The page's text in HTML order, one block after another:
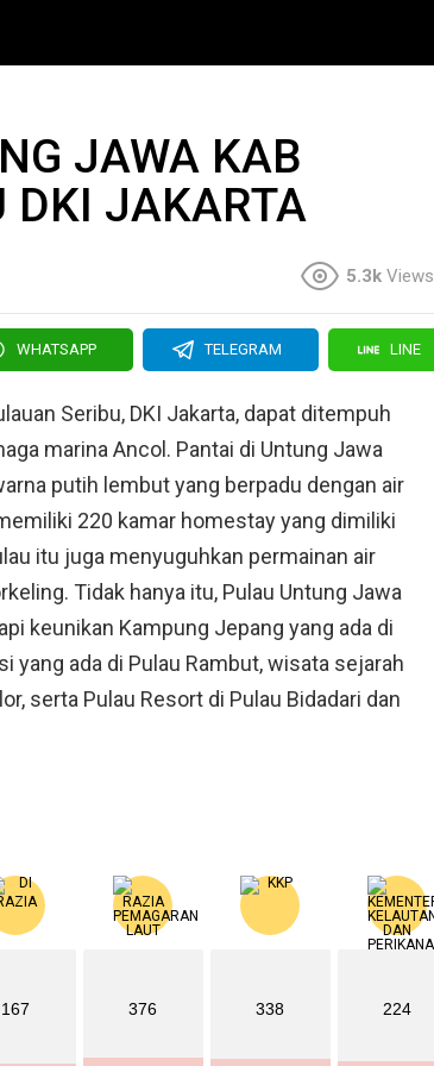
JAWA KAB
DKI JAKARTA
5.3k Views
WHATSAPP TELEGRAM LINE
Seribu, DKI Jakarta, dapat ditempuh
marina Ancol. Pantai di Untung Jawa
putih lembut yang berpadu dengan air
220 kamar homestay yang dimiliki
itu juga menyuguhkan permainan air
Tidak hanya itu, Pulau Untung Jawa
keunikan Kampung Jepang yang ada di
yang ada di Pulau Rambut, wisata sejarah
serta Pulau Resort di Pulau Bidadari dan
167 376 338 224